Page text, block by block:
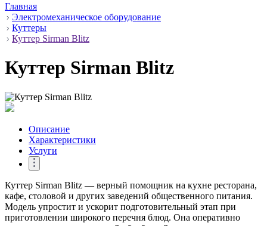
Главная
Электромеханическое оборудование
Куттеры
Куттер Sirman Blitz
Куттер Sirman Blitz
Описание
Характеристики
Услуги
Куттер Sirman Blitz — верный помощник на кухне ресторана,
кафе, столовой и других заведений общественного питания.
Модель упростит и ускорит подготовительный этап при
приготовлении широкого перечня блюд. Она оперативно